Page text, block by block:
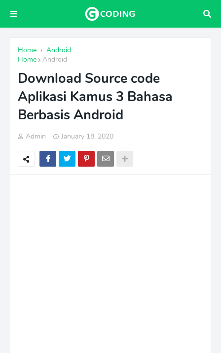
Home › Android
Home
Android
Download Source code
Aplikasi Kamus 3 Bahasa
Berbasis Android
Admin January 18, 2020